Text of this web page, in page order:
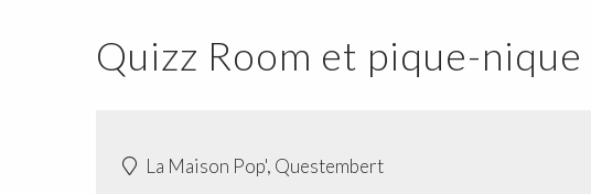
Quizz Room et pique-nique
La Maison Pop', Questembert